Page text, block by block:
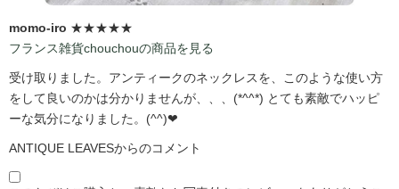
momo-iro ★★★★★
フランス雑貨chouchouの商品を見る
受け取りました。アンティークのネックレスを、このような使い方
をして良いのかは分かりませんが、、、(*^^*) とても素敵でハッピ
ーな気分になりました。(^^)❤
ANTIQUE LEAVESからのコメント